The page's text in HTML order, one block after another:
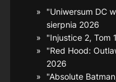
"Uniwersum DC
sierpnia 2026
"Injustice 2, Tom
"Red Hood:
2026
"Absolute